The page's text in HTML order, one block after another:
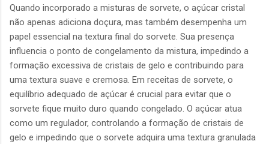
Quando incorporado a misturas de sorvete, o açúcar cristal
não apenas adiciona doçura, mas também desempenha um
papel essencial na textura final do sorvete. Sua presença
influencia o ponto de congelamento da mistura, impedindo a
formação excessiva de cristais de gelo e contribuindo para
uma textura suave e cremosa. Em receitas de sorvete, o
equilíbrio adequado de açúcar é crucial para evitar que o
sorvete fique muito duro quando congelado. O açúcar atua
como um regulador, controlando a formação de cristais de
gelo e impedindo que o sorvete adquira uma textura granulada